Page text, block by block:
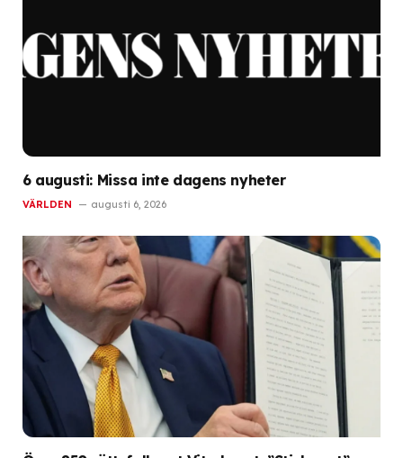
6 augusti: Missa inte dagens nyheter
VÄRLDEN augusti 6, 2026